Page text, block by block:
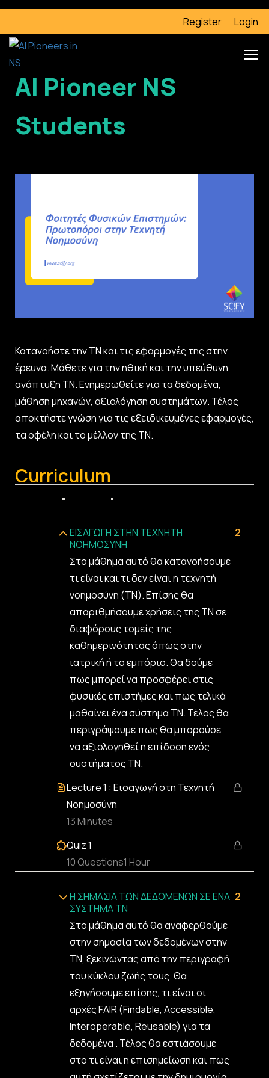
Register Login
AI Pioneer NS
Students
Κατανοήστε την ΤΝ και τις εφαρμογές της στην
έρευνα. Μάθετε για την ηθική και την υπεύθυνη
ανάπτυξη ΤΝ. Ενημερωθείτε για τα δεδομένα,
μάθηση μηχανών, αξιολόγηση συστημάτων. Τέλος
αποκτήστε γνώση για τις εξειδικευμένες εφαρμογές,
τα οφέλη και το μέλλον της ΤΝ.
Curriculum
ΕΙΣΑΓΩΓΗ ΣΤΗΝ ΤΕΧΝΗΤΗ
ΝΟΗΜΟΣΥΝΗ
Στο μάθημα αυτό θα κατανοήσουμε
τι είναι και τι δεν είναι η τεχνητή
νοημοσύνη (ΤΝ). Επίσης θα
απαριθμήσουμε χρήσεις της ΤΝ σε
διαφόρους τομείς της
καθημερινότητας όπως στην
ιατρική ή το εμπόριο. Θα δούμε
πως μπορεί να προσφέρει στις
φυσικές επιστήμες και πως τελικά
μαθαίνει ένα σύστημα ΤΝ. Τέλος θα
περιγράψουμε πως θα μπορούσε
να αξιολογηθεί η επίδοση ενός
συστήματος ΤΝ.
2
Lecture 1 : Εισαγωγή στη Τεχνητή
Νοημοσύνη
13 Minutes
Quiz 1
1 Hour
10 Questions
Η ΣΗΜΑΣΙΑ ΤΩΝ ΔΕΔΟΜΕΝΩΝ ΣΕ ΕΝΑ
ΣΥΣΤΗΜΑ ΤΝ
Στο μάθημα αυτό θα αναφερθούμε
στην σημασία των δεδομένων στην
ΤΝ, ξεκινώντας από την περιγραφή
του κύκλου ζωής τους. Θα
εξηγήσουμε επίσης, τι είναι οι
αρχές FAIR (Findable, Accessible,
Interoperable, Reusable) για τα
δεδομένα . Τέλος θα εστιάσουμε
στο τι είναι η επισημείωση και πως
2